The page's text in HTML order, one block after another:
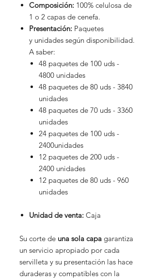
Composición: 100% celulosa de
1 o 2 capas de cenefa.
Presentación: Paquetes
y unidades según disponibilidad.
A saber:
48 paquetes de 100 uds -
4800 unidades
48 paquetes de 80 uds - 3840
unidades
48 paquetes de 70 uds - 3360
unidades
24 paquetes de 100 uds -
2400unidades
12 paquetes de 200 uds -
2400 unidades
12 paquetes de 80 uds - 960
unidades
Unidad de venta: Caja
Su corte de una sola capa garantiza
un servicio apropiado por cada
servilleta y su presentación las hace
duraderas y compatibles con la